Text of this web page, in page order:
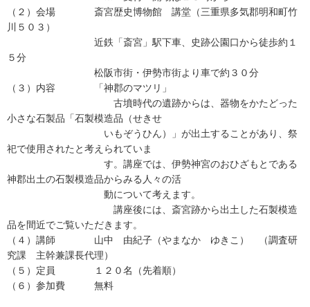
（２）会場 斎宮歴史博物館 講堂（三重県多気郡明和町竹
川５０３）
近鉄「斎宮」駅下車、史跡公園口から徒歩約１
５分
松阪市街・伊勢市街より車で約３０分
（３）内容 「神郡のマツリ」
古墳時代の遺跡からは、器物をかたどった
小さな石製品「石製模造品（せきせ
いもぞうひん）」が出土することがあり、祭
祀で使用されたと考えられていま
す。講座では、伊勢神宮のおひざもとである
神郡出土の石製模造品からみる人々の活
動について考えます。
講座後には、斎宮跡から出土した石製模造
品を間近でご覧いただきます。
（４）講師 山中 由紀子（やまなか ゆきこ） （調査研
究課 主幹兼課長代理）
（５）定員 １２０名（先着順）
（６）参加費 無料